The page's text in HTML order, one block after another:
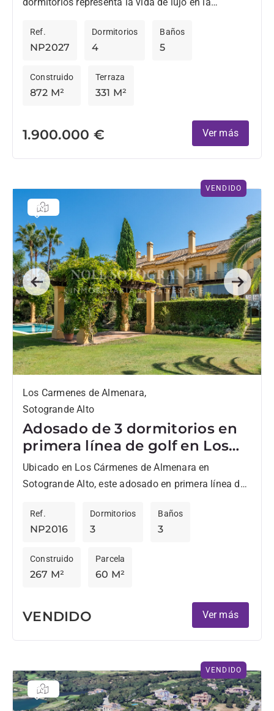
Dispone de ascensor privado, un...
NP2027
Ref.
4
Dormitorios
5
Baños
872 M²
Construido
331 M²
Terraza
1.900.000 € Ver más
Previous Next
VENDIDO
Los Carmenes de Almenara,
Sotogrande Alto
Adosado de 3 dormitorios en
primera línea de golf en Los
Cármenes, Sotogrande Alto
Ubicado en Los Cármenes de Almenara en
Sotogrande Alto, este adosado en primera línea de
vida de...
NP2016
Ref.
3
Dormitorios
3
Baños
267 M²
Construido
60 M²
Parcela
VENDIDO Ver más
VENDIDO